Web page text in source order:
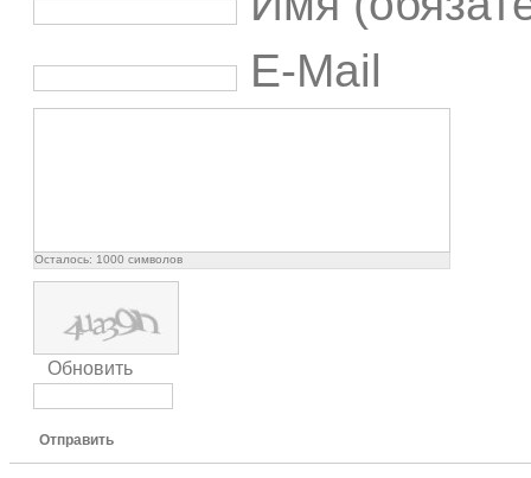
E-Mail
Осталось: 1000 символов
Обновить
Отправить